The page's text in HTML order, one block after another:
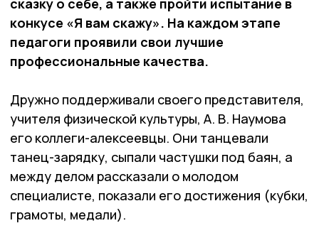
конкусе «Я вам скажу». На каждом этапе
педагоги проявили свои лучшие
профессиональные качества.
Дружно поддерживали своего представителя,
учителя физической культуры, А. В. Наумова
его коллеги-алексеевцы. Они танцевали
танец-зарядку, сыпали частушки под баян, а
между делом рассказали о молодом
специалисте, показали его достижения (кубки,
грамоты, медали).